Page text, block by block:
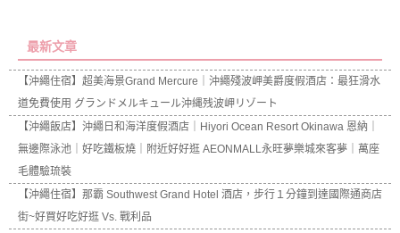
最新文章
【沖繩住宿】超美海景Grand Mercure｜沖繩殘波岬美爵度假酒店：最狂滑水
道免費使用 グランドメルキュール沖縄残波岬リゾート
【沖繩飯店】沖繩日和海洋度假酒店｜Hiyori Ocean Resort Okinawa 恩納｜
無邊際泳池｜好吃鐵板燒｜附近好好逛 AEONMALL永旺夢樂城來客夢｜萬座
毛體驗琉裝
【沖繩住宿】那霸 Southwest Grand Hotel 酒店，步行１分鐘到達國際通商店
街~好買好吃好逛 Vs. 戰利品